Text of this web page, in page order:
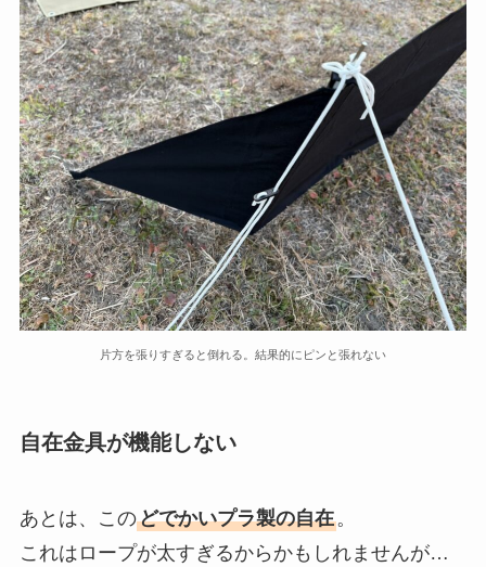
片方を張りすぎると倒れる。結果的にピンと張れない
自在金具が機能しない
あとは、このどでかいプラ製の自在。
これはロープが太すぎるからかもしれませんが…